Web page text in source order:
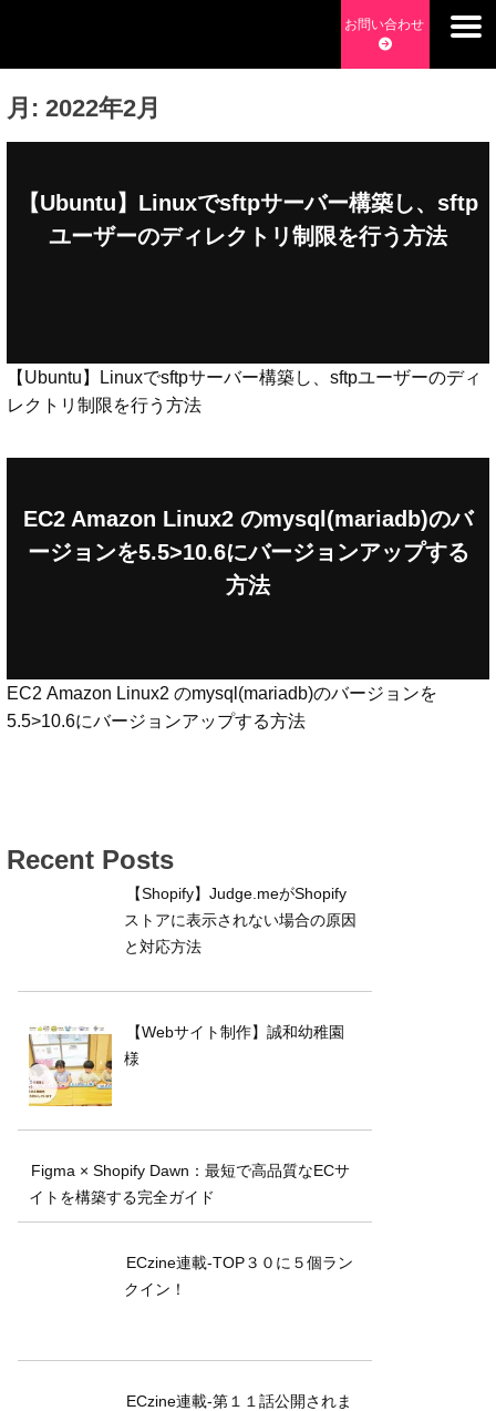
content
ムページ制作・Web開発・アプリ開発・コーチング チョッピ
ーデイズ ChoppyDays
お問い合わせ
月: 2022年2月
【Ubuntu】Linuxでsftpサーバー構築し、sftp
ユーザーのディレクトリ制限を行う方法
【Ubuntu】Linuxでsftpサーバー構築し、sftpユーザーのディ
レクトリ制限を行う方法
EC2 Amazon Linux2 のmysql(mariadb)のバ
ージョンを5.5>10.6にバージョンアップする
方法
EC2 Amazon Linux2 のmysql(mariadb)のバージョンを
5.5>10.6にバージョンアップする方法
Recent Posts
【Shopify】Judge.meがShopify
ストアに表示されない場合の原因
と対応方法
【Webサイト制作】誠和幼稚園
様
Figma × Shopify Dawn：最短で高品質なECサ
イトを構築する完全ガイド
ECzine連載-TOP３０に５個ラン
クイン！
ECzine連載-第１１話公開されま